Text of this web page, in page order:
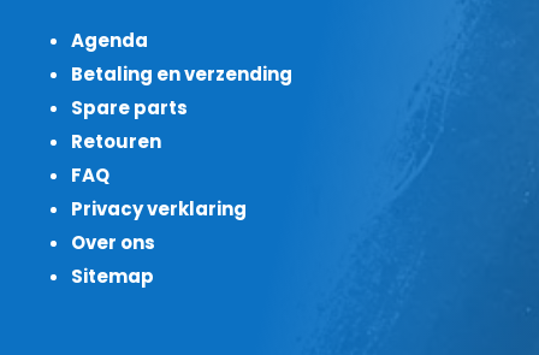
Agenda
Betaling en verzending
Spare parts
Retouren
FAQ
Privacy verklaring
Over ons
Sitemap